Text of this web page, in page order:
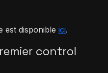
est disponible ici.
control